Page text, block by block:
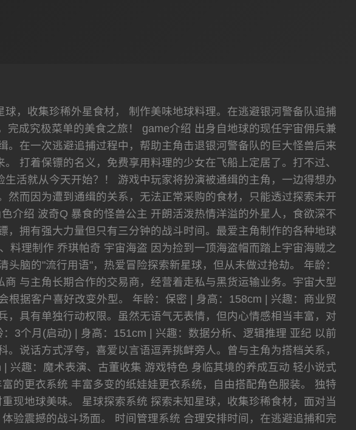
，收集珍稀外星食材， 制作美味地球料理。在逃避银河警备队追捕
成究极菜单的美食之旅！ game介绍 出身自地球的现任宇宙佣兵兼
在一次逃避追捕过程中，帮助主角击退银河警备队的巨大怪兽后来
打着保镖的名义，免费享用料理的少女在飞船上定居了。打不过、
活就从今天开始？！ 游戏中玩家将扮演被通缉的主角，一边得想办
而因为遭到通缉的关系，无法正常采购的食材，只能透过探索未开
绍 波奇Q 暴食的怪兽公主 开朗活泼热情洋溢的外星人，食欲深不
，拥有强大力量但只有三分钟的战斗时间。最爱主角制作的各种地球
料理制作 乔琪帕奇 宇宙海盗 因为捡到一顶海盗帽而踏上宇宙海贼之
脑的"流行用语"，热爱冒险探索新星球，但从未做过抢劫。 年龄：
与主角长期合作的交易商，经营着走私与黑货运输业务。宇宙大型
据客户喜好改变外型。 年龄：保密 | 身高：158cm | 兴趣：商业贸
具有单独行动权限。虽然无语气无表情，但内心情感相当丰富，对
3个月(启动) | 身高：151cm | 兴趣：数据分析、逻辑推理 亚纪 以前
说话方式浮夸，喜爱以言语逗弄挑衅旁人。曾与主角为搭档关系，
兴趣：魔术表演、古董收集 游戏特色 身临其境的养成互动 轻小说式
的更衣系统 丰富多变的纸娃娃更衣系统，自由搭配角色服装。 独特
现地球美味。 星球探索系统 探索未知星球，收集珍稀食材，面对当
验震撼的战斗场面。 时间管理系统 合理安排时间，在逃避追捕和完